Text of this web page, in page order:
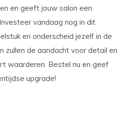
en geeft jouw salon een
vandaag nog in dit
en onderscheid jezelf in de
zullen de aandacht voor detail en
waarderen. Bestel nu en geef
upgrade!